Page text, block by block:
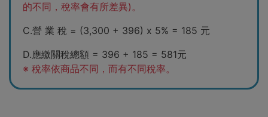
的不同，稅率會有所差異)。
C.營 業 稅 = (3,300 + 396) x 5% = 185 元
D.應繳關稅總額 = 396 + 185 = 581元
※ 稅率依商品不同，而有不同稅率。